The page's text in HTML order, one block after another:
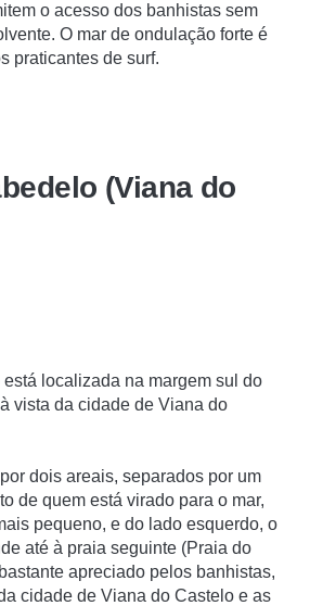
o acesso dos banhistas sem
O mar de ondulação forte é
praticantes de surf.
(Viana do
localizada na margem sul do
vista da cidade de Viana do
dois areais, separados por um
de quem está virado para o mar,
pequeno, e do lado esquerdo, o
até à praia seguinte (Praia do
apreciado pelos banhistas,
cidade de Viana do Castelo e as